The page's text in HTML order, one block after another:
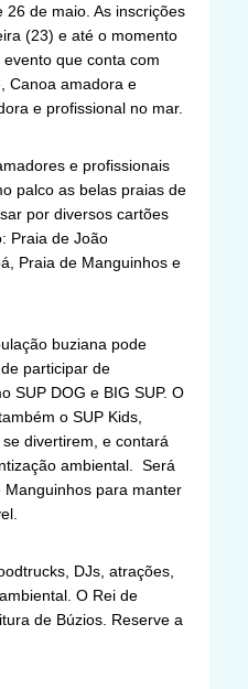
de maio. As inscrições
(23) e até o momento
que conta com
Canoa amadora e
e profissional no mar.
e profissionais
palco as belas praias de
por diversos cartões
Praia de João
Praia de Manguinhos e
buziana pode
participar de
SUP DOG e BIG SUP. O
o SUP Kids,
divertirem, e contará
ambiental. Será
para manter
DJs, atrações,
O Rei de
de Búzios. Reserve a